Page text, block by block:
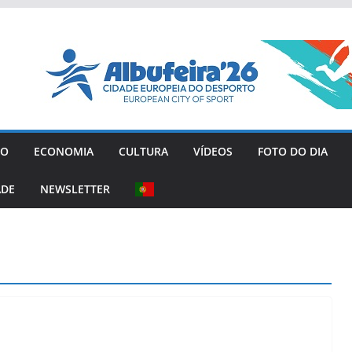
ECONOMIA CULTURA VÍDEOS FOTO DO DIA
NEWSLETTER